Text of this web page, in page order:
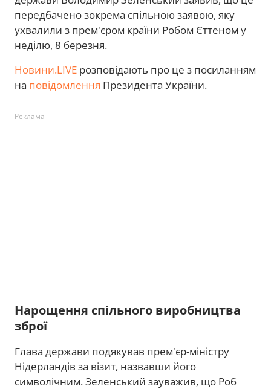
передбачено зокрема спільною заявою, яку
ухвалили з прем'єром країни Робом Єттеном у
неділю, 8 березня.
Новини.LIVE розповідають про це з посиланням
на повідомлення Президента України.
Реклама
Нарощення спільного виробництва
зброї
Глава держави подякував прем'єр-міністру
Нідерландів за візит, назвавши його
символічним. Зеленський зауважив, що Роб